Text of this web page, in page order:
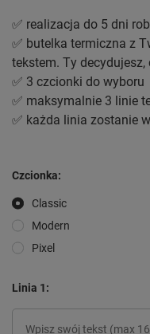
✅ realizacja do 5 dni
✅ butelka termiczna z
tekstem. Ty decydujesz,
✅ 3 czcionki do wyboru
✅ maksymalnie 3 linie
✅ każda linia zostanie
Czcionka
Classic
Modern
Pixel
Linia 1